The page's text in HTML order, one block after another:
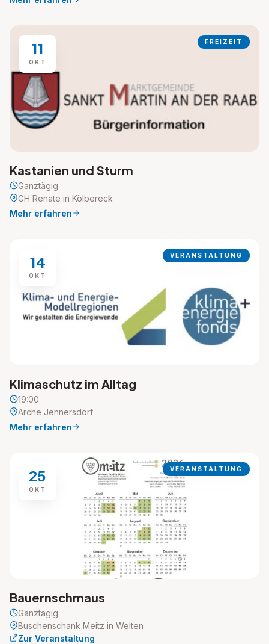
11
OKT
FREIZEIT
Kastanien und Sturm
Ganztägig
GH Renate in Kölbereck
Mehr erfahren
14
OKT
VERANSTALTUNG
Klimaschutz im Alltag
19:00
Arche Jennersdorf
Mehr erfahren
25
OKT
VERANSTALTUNG
Bauernschmaus
Ganztägig
Buschenschank Meitz in Welten
Zur Veranstaltung